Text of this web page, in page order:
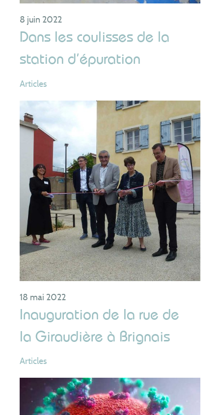
8 juin 2022
Dans les coulisses de la
station d’épuration
Articles
18 mai 2022
Inauguration de la rue de
la Giraudière à Brignais
Articles